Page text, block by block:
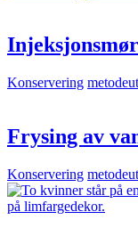
Konservering
Frysing av
Konservering